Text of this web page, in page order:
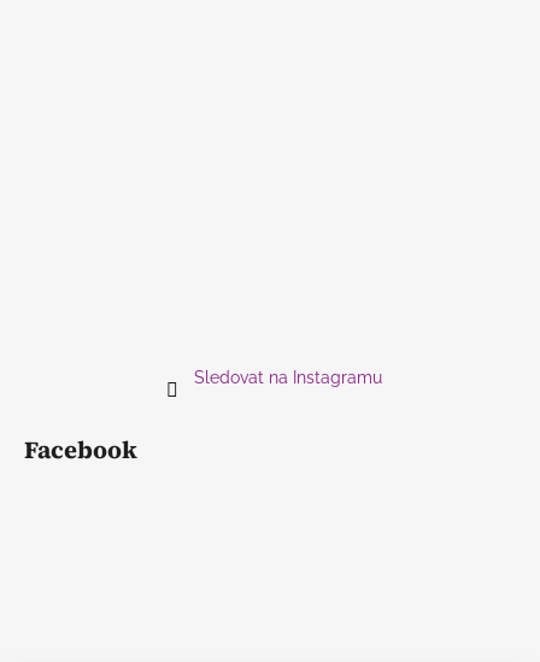
Sledovat na Instagramu
Facebook